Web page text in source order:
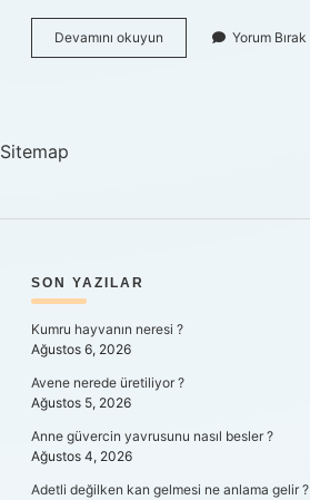
Devamını okuyun
Korede
Yorum Bırak
Sitemap
SIDEBAR
SON YAZILAR
Kumru hayvanın neresi ?
Ağustos 6, 2026
Avene nerede üretiliyor ?
Ağustos 5, 2026
Anne güvercin yavrusunu nasıl besler ?
Ağustos 4, 2026
Adetli değilken kan gelmesi ne anlama gelir ?